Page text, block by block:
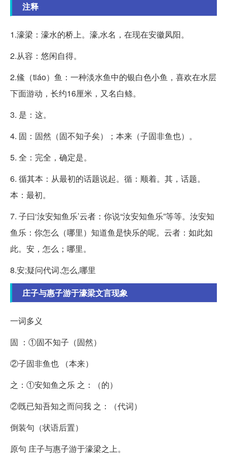
注释
1.濠梁：濠水的桥上。濠,水名，在现在安徽凤阳。
2.从容：悠闲自得。
2.鯈（tiáo）鱼：一种淡水鱼中的银白色小鱼，喜欢在水层
下面游动，长约16厘米，又名白鲦。
3. 是：这。
4. 固：固然（固不知子矣）；本来（子固非鱼也）。
5. 全：完全，确定是。
6. 循其本：从最初的话题说起。循：顺着。其，话题。
本：最初。
7. 子曰‘汝安知鱼乐’云者：你说“汝安知鱼乐”等等。汝安知
鱼乐：你怎么（哪里）知道鱼是快乐的呢。云者：如此如
此。安，怎么；哪里。
8.安;疑问代词.怎么,哪里
庄子与惠子游于濠梁文言现象
一词多义
固 ：①固不知子（固然）
②子固非鱼也 （本来）
之：①安知鱼之乐 之：（的）
②既已知吾知之而问我 之：（代词）
倒装句（状语后置）
原句 庄子与惠子游于濠梁之上。